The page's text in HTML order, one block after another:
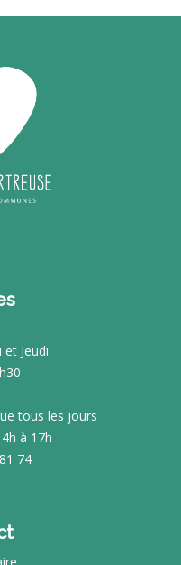
Jeudi
tous les jours
à 17h
74